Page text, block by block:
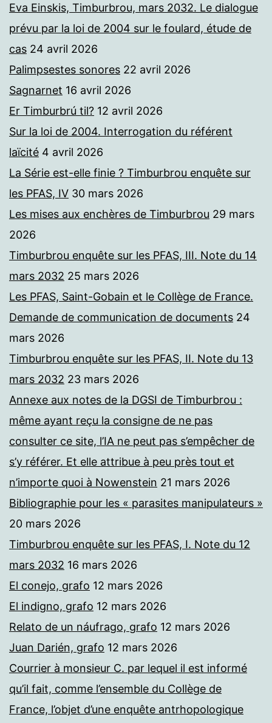
Eva Einskis, Timburbrou, mars 2032. Le dialogue
prévu par la loi de 2004 sur le foulard, étude de
cas 24 avril 2026
Palimpsestes sonores 22 avril 2026
Sagnarnet 16 avril 2026
Er Timburbrú til? 12 avril 2026
Sur la loi de 2004. Interrogation du référent
laïcité 4 avril 2026
La Série est-elle finie ? Timburbrou enquête sur
les PFAS, IV 30 mars 2026
Les mises aux enchères de Timburbrou 29 mars
2026
Timburbrou enquête sur les PFAS, III. Note du 14
mars 2032 25 mars 2026
Les PFAS, Saint-Gobain et le Collège de France.
Demande de communication de documents 24
mars 2026
Timburbrou enquête sur les PFAS, II. Note du 13
mars 2032 23 mars 2026
Annexe aux notes de la DGSI de Timburbrou :
même ayant reçu la consigne de ne pas
consulter ce site, l’IA ne peut pas s’empêcher de
s’y référer. Et elle attribue à peu près tout et
n’importe quoi à Nowenstein 21 mars 2026
Bibliographie pour les « parasites manipulateurs »
20 mars 2026
Timburbrou enquête sur les PFAS, I. Note du 12
mars 2032 16 mars 2026
El conejo, grafo 12 mars 2026
El indigno, grafo 12 mars 2026
Relato de un náufrago, grafo 12 mars 2026
Juan Darién, grafo 12 mars 2026
Courrier à monsieur C. par lequel il est informé
qu’il fait, comme l’ensemble du Collège de
France, l’objet d’une enquête antrhopologique